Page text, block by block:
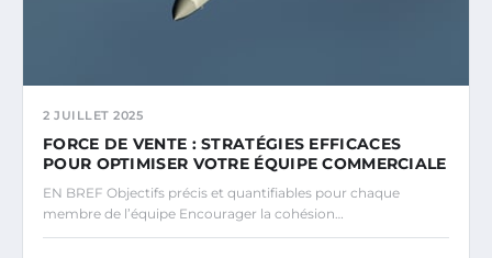
2 JUILLET 2025
FORCE DE VENTE : STRATÉGIES EFFICACES
POUR OPTIMISER VOTRE ÉQUIPE COMMERCIALE
EN BREF Objectifs précis et quantifiables pour chaque
membre de l’équipe Encourager la cohésion…